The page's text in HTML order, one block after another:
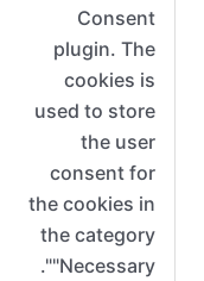
Consent
plugin. The
cookies is
used to store
the user
consent for
the cookies in
the category
"Necessary".